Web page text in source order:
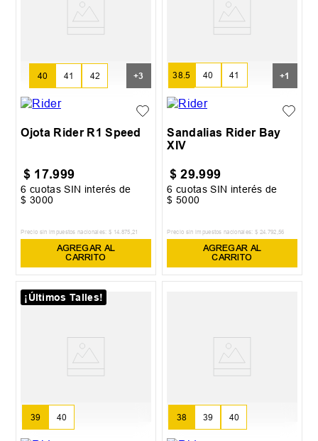
40 41 42 +3
Ojota Rider R1 Speed
$ 17.999
6 cuotas SIN interés de
$ 3000
Precio sin impuestos nacionales: $ 14.875 ,21
AGREGAR AL
CARRITO
38.5 40 41
42
+1
Sandalias Rider Bay
XIV
$ 29.999
6 cuotas SIN interés de
$ 5000
Precio sin impuestos nacionales: $ 24.792 ,56
AGREGAR AL
CARRITO
¡Últimos Talles!
39 40 38 39 40